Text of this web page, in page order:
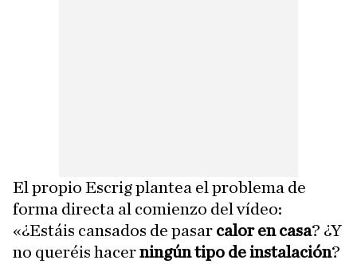
El propio Escrig plantea el problema de
forma directa al comienzo del vídeo:
«¿Estáis cansados de pasar calor en casa? ¿Y
no queréis hacerningún tipo de instalación?